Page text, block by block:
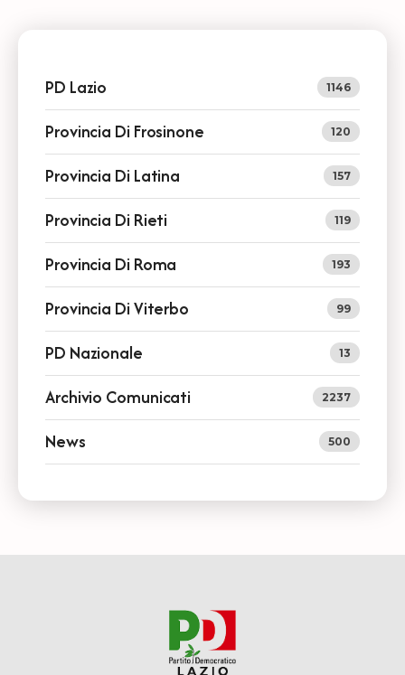
PD Lazio 1146
Provincia Di Frosinone 120
Provincia Di Latina 157
Provincia Di Rieti 119
Provincia Di Roma 193
Provincia Di Viterbo 99
PD Nazionale 13
Archivio Comunicati 2237
News 500